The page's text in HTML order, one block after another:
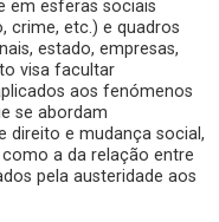
em esferas sociais
crime, etc.) e quadros
estado, empresas,
visa facultar
aos fenómenos
se abordam
direito e mudança social,
a da relação entre
pela austeridade aos